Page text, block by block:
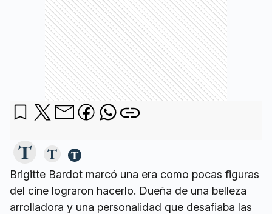
Brigitte Bardot marcó una era como pocas figuras
del cine lograron hacerlo. Dueña de una belleza
arrolladora y una personalidad que desafiaba las